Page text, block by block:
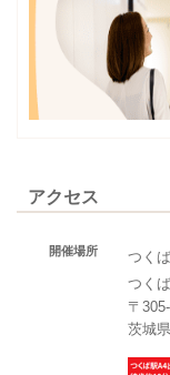
アクセス
開催場所
つく
つく
〒
茨城